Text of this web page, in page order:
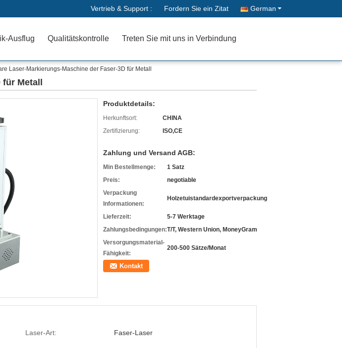
Vertrieb & Support : Fordern Sie ein Zitat German
Ausflug Qualitätskontrolle Treten Sie mit uns in Verbindung
Laser-Markierungs-Maschine der Faser-3D für Metall
Metall
Produktdetails:
Herkunftsort:
CHINA
Zertifizierung:
ISO,CE
Zahlung und Versand AGB:
Min Bestellmenge:
1 Satz
Preis:
negotiable
Verpackung
Informationen:
Holzetuistandardexportverpackung
Lieferzeit:
5-7 Werktage
Zahlungsbedingungen:T/T, Western Union, MoneyGram
Versorgungsmaterial-
Fähigkeit:
200-500 Sätze/Monat
Kontakt
Laser-Art: Faser-Laser